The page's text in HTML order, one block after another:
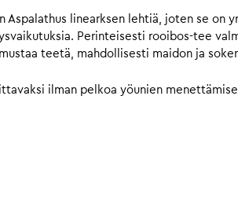
Aspalathus linearksen lehtiä, joten se on
Perinteisesti rooibos-tee
teetä, mahdollisesti maidon ja
ilman pelkoa yöunien